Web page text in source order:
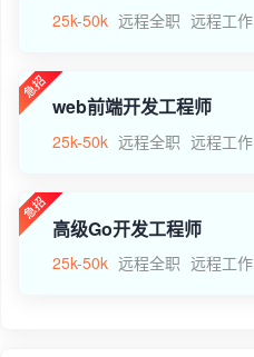
25k-50k 远程全职 远程工作
web前端开发工程师
25k-50k 远程全职 远程工作
高级Go开发工程师
25k-50k 远程全职 远程工作